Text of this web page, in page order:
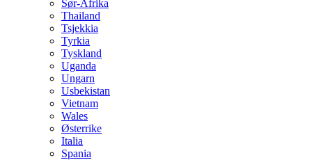
Sør-Afrika
Thailand
Tsjekkia
Tyrkia
Tyskland
Uganda
Ungarn
Usbekistan
Vietnam
Wales
Østerrike
Italia
Spania